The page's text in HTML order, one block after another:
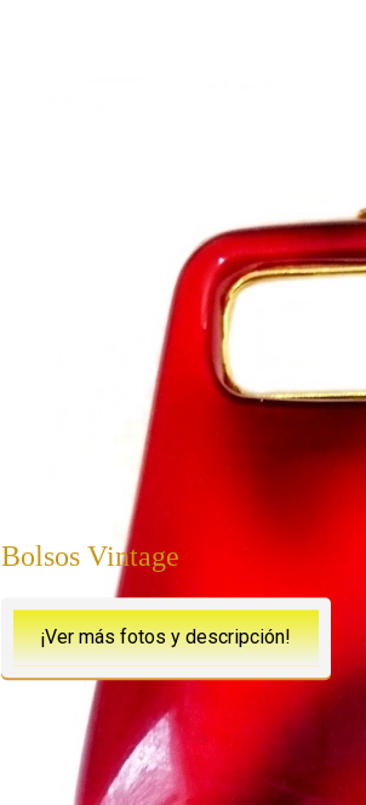
Bolsos Vintage
¡Ver más fotos y descripción!